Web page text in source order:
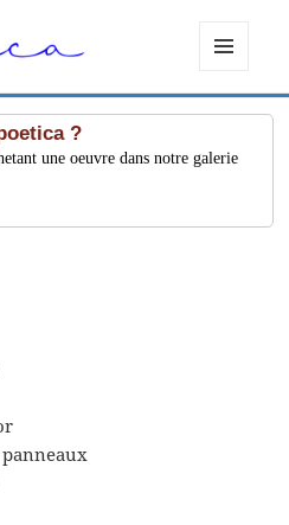
ET
WIDGETS
?
une oeuvre dans notre galerie